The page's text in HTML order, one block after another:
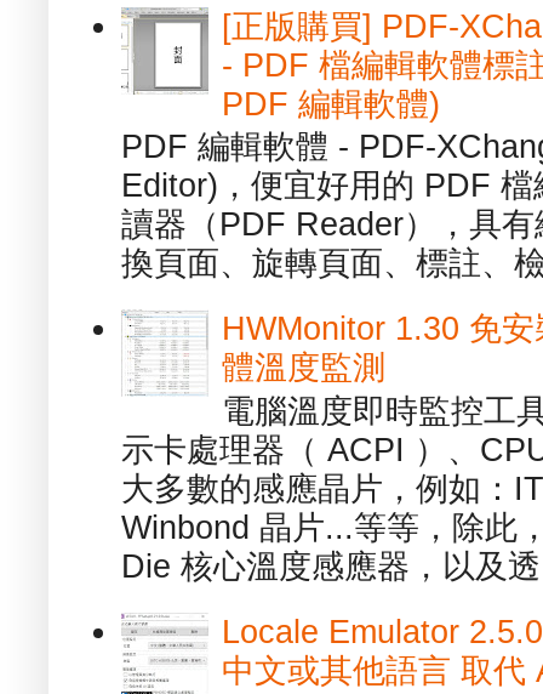
[正版購買] PDF-
- PDF 檔編輯軟體標
PDF 編輯軟體)
PDF 編輯軟體 - PDF-
Editor)，便宜好用的 PDF
讀器（PDF Reader），具
換頁面、旋轉頁面、標註、
HWMonitor 1.30 免
體溫度監測
電腦溫度即時監控工
示卡處理器（ ACPI ）、
大多數的感應晶片，例如：
Winbond 晶片...等等，除此
Die 核心溫度感應器，以及
Locale Emulator
中文或其他語言 取代